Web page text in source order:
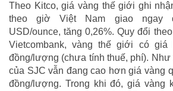
Theo Kitco, giá vàng thế giới ghi
theo giờ Việt Nam giao ngay
USD/ounce, tăng 0,26%. Quy đổi
Vietcombank, vàng thế giới có giá
đồng/lượng (chưa tính thuế, phí). Như
của SJC vẫn đang cao hơn giá vàng
đồng/lượng. Trong khi đó, giá vàng